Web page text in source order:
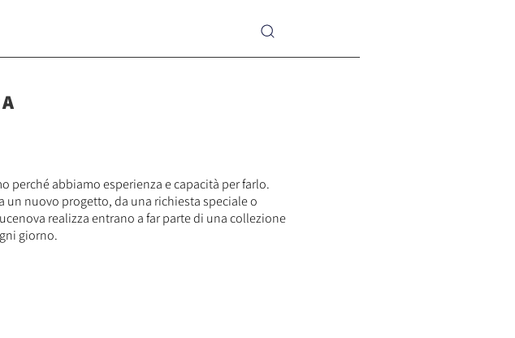
perché abbiamo esperienza e capacità per farlo.
un nuovo progetto, da una richiesta speciale o
realizza entrano a far parte di una collezione
giorno.